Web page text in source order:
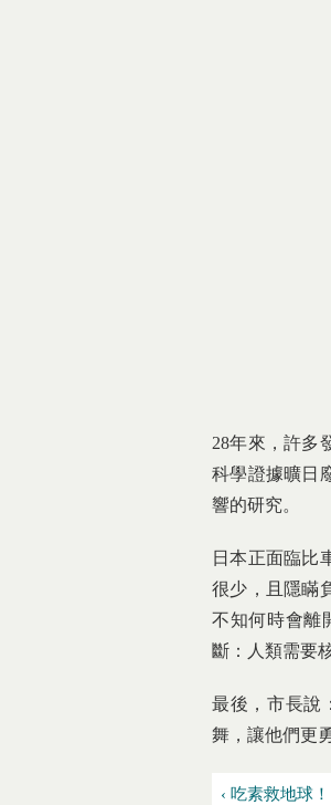
28年來，許多
科學證據曠日
響的研究。
日本正面臨比
很少，且隱瞞
不知何時會離
斷：人類需要
最後，市長說
舞，讓他們更
‹ 吃素救地球！